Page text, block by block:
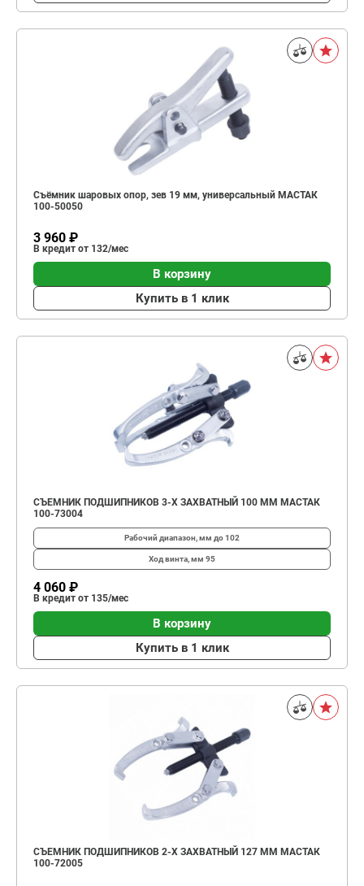
Съёмник шаровых опор, зев 19 мм, универсальный МАСТАК
100-50050
3 960 ₽
В кредит от 132/мес
В корзину
Купить в 1 клик
СЪЕМНИК ПОДШИПНИКОВ 3-Х ЗАХВАТНЫЙ 100 ММ МАСТАК
100-73004
Рабочий диапазон, мм до 102
Ход винта, мм 95
4 060 ₽
В кредит от 135/мес
В корзину
Купить в 1 клик
СЪЕМНИК ПОДШИПНИКОВ 2-Х ЗАХВАТНЫЙ 127 ММ МАСТАК
100-72005